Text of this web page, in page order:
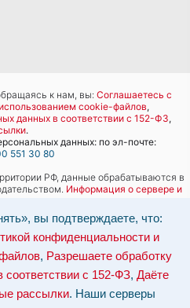
вы подтверждаете, что:
конфиденциальности и
, Разрешаете обработку
с 152-ФЗ, Даёте
рассылки. Наши серверы
к нам, вы: Соглашаетесь с
cookie-файлов,
данных в соответствии с 152-ФЗ,
.
данных: по эл-почте:
551 30 80
РФ, данные обрабатываются в
Информация о сервере и
характер и не является
Для уточнения стоимости, условий
обращайтесь по контактам,